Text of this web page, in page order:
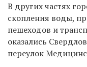
В других частях
скопления воды,
пешеходов и
оказались
переулок